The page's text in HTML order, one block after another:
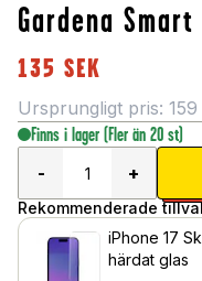
Gardena
135 SEK
Ursprungligt pris: 159
Finns i lager (Fler än 20 st)
-
+
Rekommenderade
iPhone 17
härdat glas